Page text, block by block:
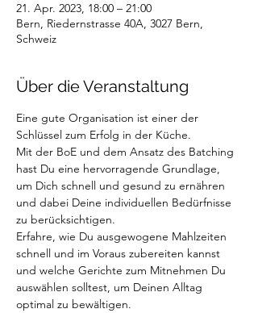
21. Apr. 2023, 18:00 – 21:00
Bern, Riedernstrasse 40A, 3027 Bern,
Schweiz
Über die Veranstaltung
Eine gute Organisation ist einer der
Schlüssel zum Erfolg in der Küche.
Mit der BoE und dem Ansatz des Batching
hast Du eine hervorragende Grundlage,
um Dich schnell und gesund zu ernähren
und dabei Deine individuellen Bedürfnisse
zu berücksichtigen.
Erfahre, wie Du ausgewogene Mahlzeiten
schnell und im Voraus zubereiten kannst
und welche Gerichte zum Mitnehmen Du
auswählen solltest, um Deinen Alltag
optimal zu bewältigen.